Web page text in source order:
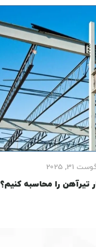
31, 2025
تیرآهن را محاسبه کنیم؟